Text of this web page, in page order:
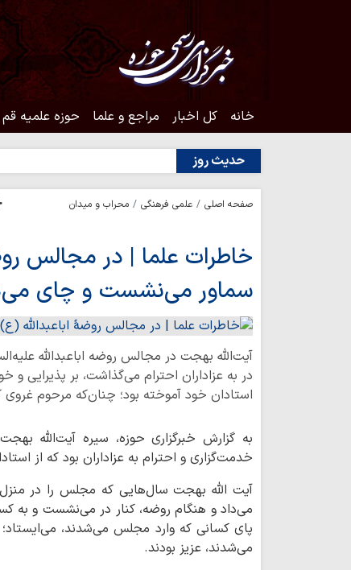
خانه کل اخبار مراجع و علما حوزه علمیه قم
حدیث روز
صفحه اصلی علمی فرهنگی محراب و میدان
خاطرات علما | در مجالس
سماور می‌نشست و چای
آیت‌الله بهجت در مجالس روضه اباعبدالله
در به عزاداران احترام می‌گذاشت، بر پذیرایی
استادان خود آموخته بود؛ چنان‌که مرحوم
به گزارش خبرگزاری حوزه، سیره آیت‌الله
خدمت‌گزاری و احترام به عزاداران بود که از
آیت الله بهجت سال‌هایی که مجلس را در منزل
می‌داد و هنگام روضه، کنار در می‌نشست و به
پای کسانی که وارد مجلس می‌شدند،
می‌شدند، عزیز بودند.